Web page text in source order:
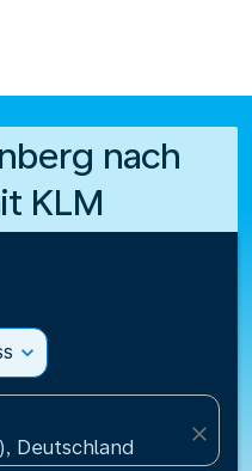
nach
KLM
expand_more
Deutschland
close